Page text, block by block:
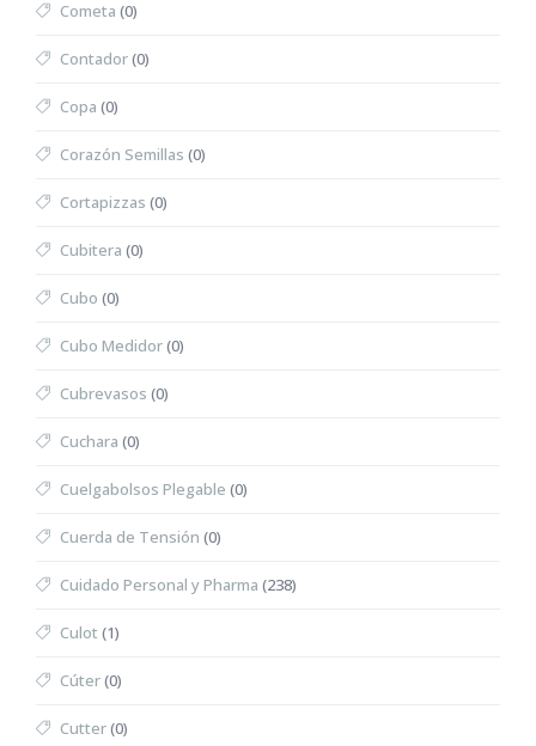
Cometa (0)
Contador(0)
Copa (0)
Corazón Semillas (0)
Cortapizzas (0)
Cubitera (0)
Cubo (0)
Cubo Medidor(0)
Cubrevasos (0)
Cuchara (0)
Cuelgabolsos Plegable (0)
Cuerda de Tensión (0)
Cuidado Personal y Pharma (238)
Culot (1)
Cúter(0)
Cutter(0)